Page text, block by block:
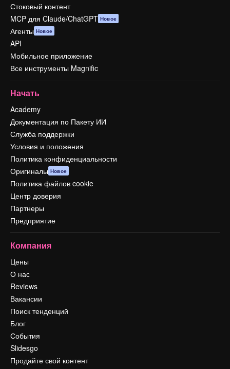
Стоковый контент
MCP для Claude/ChatGPT Новое
Агенты Новое
API
Мобильное приложение
Все инструменты Magnific
Начать
Academy
Документация по Пакету ИИ
Служба поддержки
Условия и положения
Политика конфиденциальности
Оригиналы Новое
Политика файлов cookie
Центр доверия
Партнеры
Предприятие
Компания
Цены
О нас
Reviews
Вакансии
Поиск тенденций
Блог
События
Slidesgo
Продайте свой контент